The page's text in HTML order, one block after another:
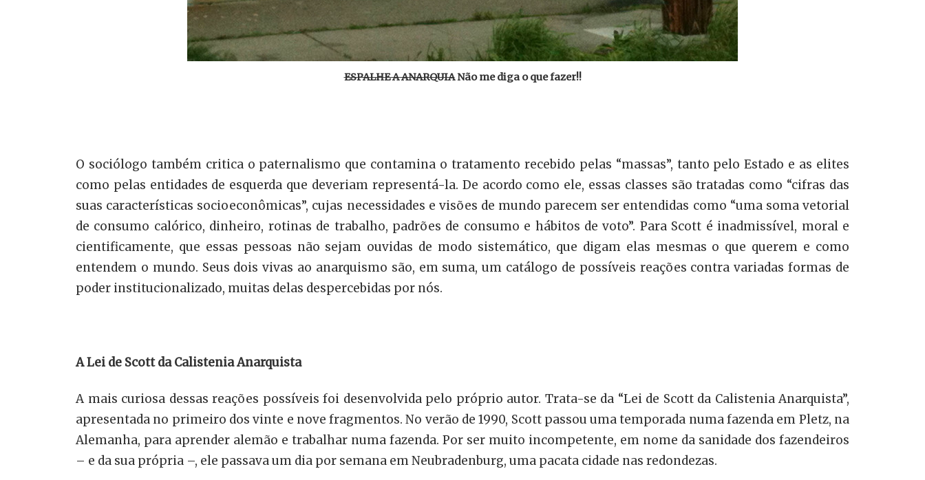
ESPALHE A ANARQUIANão me diga o que fazer!!
O sociólogo também critica o paternalismo que contamina o tratamento recebido pelas “massas”, tanto pelo Estado e as elites
como pelas entidades de esquerda que deveriam representá-la. De acordo como ele, essas classes são tratadas como “cifras das
suas características socioeconômicas”, cujas necessidades e visões de mundo parecem ser entendidas como “uma soma vetorial
de consumo calórico, dinheiro, rotinas de trabalho, padrões de consumo e hábitos de voto”. Para Scott é inadmissível, moral e
cientificamente, que essas pessoas não sejam ouvidas de modo sistemático, que digam elas mesmas o que querem e como
entendem o mundo. Seus dois vivas ao anarquismo são, em suma, um catálogo de possíveis reações contra variadas formas de
poder institucionalizado, muitas delas despercebidas por nós.
A Lei de Scott da Calistenia Anarquista
A mais curiosa dessas reações possíveis foi desenvolvida pelo próprio autor. Trata-se da “Lei de Scott da Calistenia Anarquista”,
apresentada no primeiro dos vinte e nove fragmentos. No verão de 1990, Scott passou uma temporada numa fazenda em Pletz, na
Alemanha, para aprender alemão e trabalhar numa fazenda. Por ser muito incompetente, em nome da sanidade dos fazendeiros
– e da sua própria –, ele passava um dia por semana em Neubradenburg, uma pacata cidade nas redondezas.